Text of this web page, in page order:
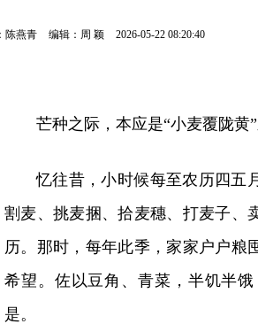
陈燕青 编辑：周 颖 2026-05-22 08:20:40
芒种之际，本应是“小麦覆陇黄
忆往昔，小时候每至农历四五
割麦、挑麦捆、拾麦穗、打麦子、
历。那时，每年此季，家家户户粮
希望。佐以豆角、青菜，半饥半
是。